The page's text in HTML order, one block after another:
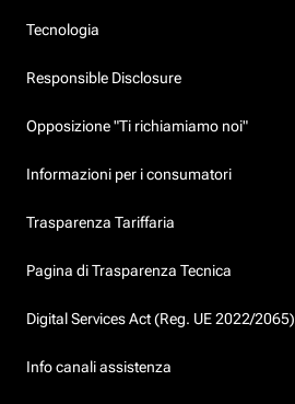
Tecnologia
Responsible Disclosure
Opposizione "Ti richiamiamo noi"
Informazioni per i consumatori
Trasparenza Tariffaria
Pagina di Trasparenza Tecnica
Digital Services Act (Reg. UE 2022/2065)
Info canali assistenza